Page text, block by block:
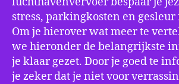
stress, parkingkosten en gesleur
Om je hierover wat meer te
we hieronder de belangrijkste
je klaar gezet. Door je goed te
je zeker dat je niet voor